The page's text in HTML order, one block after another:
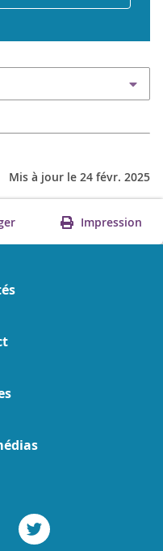
Mis à jour le 24 févr. 2025
Impression